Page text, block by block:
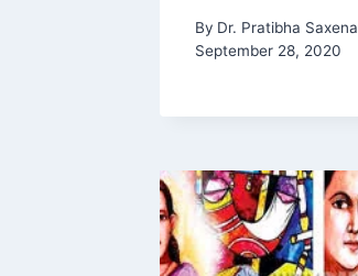
By Dr. Pratibha Saxena
September 28, 2020